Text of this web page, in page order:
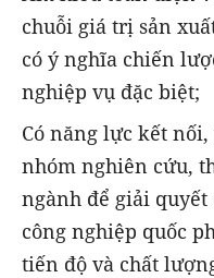
chuỗi giá trị sản
có ý nghĩa chiến
nghiệp vụ đặc biệt;
Có năng lực kết
nhóm nghiên cứu,
ngành để giải quyết
công nghiệp quốc
tiến độ và chất